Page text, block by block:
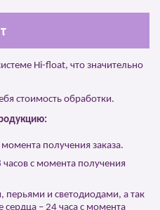
Hi-float, что значительно
стоимость обработки.
получения заказа.
с момента получения
перьями и светодиодами, а так
– 24 часа с момента